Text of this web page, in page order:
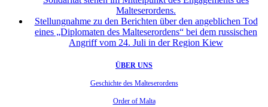
Malteserordens.
Stellungnahme zu den Berichten über den angeblichen Tod
eines „Diplomaten des Malteserordens“ bei dem russischen
Angriff vom 24. Juli in der Region Kiew
ÜBER UNS
Geschichte des Malteserordens
Order of Malta